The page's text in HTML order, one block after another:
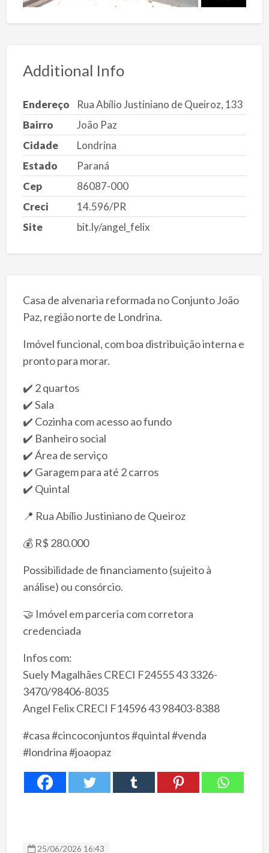
Additional Info
Endereço
Rua Abílio Justiniano de Queiroz, 133
Bairro
João Paz
Cidade
Londrina
Estado
Paraná
Cep
86087-000
Creci
14.596/PR
Site
bit.ly/angel_felix
Casa de alvenaria reformada no Conjunto João
Paz, região norte de Londrina.
Imóvel funcional, com boa distribuição interna e
pronto para morar.
✔️ 2 quartos
✔️ Sala
✔️ Cozinha com acesso ao fundo
✔️ Banheiro social
✔️ Área de serviço
✔️ Garagem para até 2 carros
✔️ Quintal
📍 Rua Abílio Justiniano de Queiroz
💰 R$ 280.000
Possibilidade de financiamento (sujeito à
análise) ou consórcio.
🤝 Imóvel em parceria com corretora
credenciada
Infos com:
Suely Magalhães CRECI F24555 43 3326-
3470/98406-8035
Angel Felix CRECI F14596 43 98403-8388
#casa #cincoconjuntos #quintal #venda
#londrina #joaopaz
25/06/2026 16:43